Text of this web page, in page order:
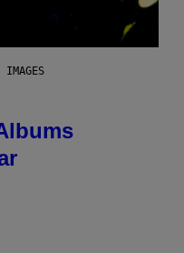
IMAGES